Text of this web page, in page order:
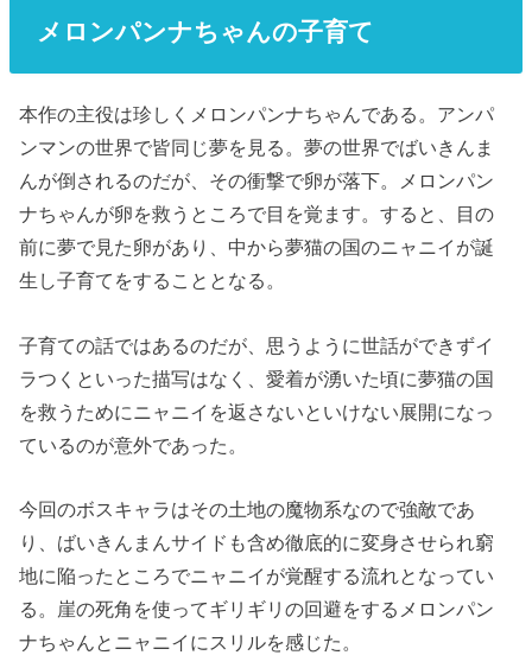
メロンパンナちゃんの子育て
本作の主役は珍しくメロンパンナちゃんである。アンパ
ンマンの世界で皆同じ夢を見る。夢の世界でばいきんま
んが倒されるのだが、その衝撃で卵が落下。メロンパン
ナちゃんが卵を救うところで目を覚ます。すると、目の
前に夢で見た卵があり、中から夢猫の国のニャニイが誕
生し子育てをすることとなる。
子育ての話ではあるのだが、思うように世話ができずイ
ラつくといった描写はなく、愛着が湧いた頃に夢猫の国
を救うためにニャニイを返さないといけない展開になっ
ているのが意外であった。
今回のボスキャラはその土地の魔物系なので強敵であ
り、ばいきんまんサイドも含め徹底的に変身させられ窮
地に陥ったところでニャニイが覚醒する流れとなってい
る。崖の死角を使ってギリギリの回避をするメロンパン
ナちゃんとニャニイにスリルを感じた。